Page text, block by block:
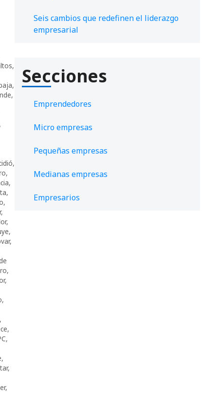
,
,
,
,
,
,
,
,
,
,
,
,
,
,
,
,
,
,
,
,
,
,
Seis cambios que redefinen el liderazgo
empresarial
Secciones
Emprendedores
Micro empresas
Pequeñas empresas
Medianas empresas
Empresarios